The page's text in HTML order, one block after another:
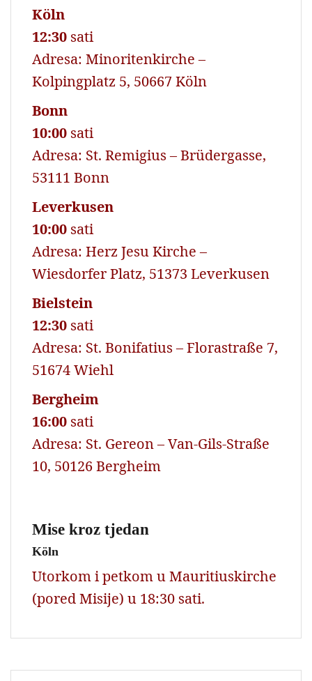
Köln
12:30 sati
Adresa: Minoritenkirche –
Kolpingplatz 5, 50667 Köln
Bonn
10:00 sati
Adresa: St. Remigius – Brüdergasse,
53111 Bonn
Leverkusen
10:00 sati
Adresa: Herz Jesu Kirche –
Wiesdorfer Platz, 51373 Leverkusen
Bielstein
12:30 sati
Adresa: St. Bonifatius – Florastraße 7,
51674 Wiehl
Bergheim
16:00 sati
Adresa: St. Gereon – Van-Gils-Straße
10, 50126 Bergheim
Mise kroz tjedan
Köln
Utorkom i petkom u Mauritiuskirche
(pored Misije) u 18:30 sati.